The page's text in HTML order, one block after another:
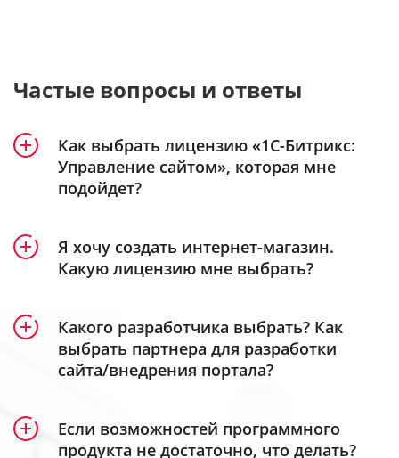
Частые вопросы и ответы
Как выбрать лицензию «1С-Битрикс:
Управление сайтом», которая мне
подойдет?
Продукт «1С-Битрикс: Управление сайтом»
включает 5 лицензий – «Старт», «Стандарт»,
Посмотрите удобную детальную
таблицу
сравнения лицензий, в которой наглядно
представлен функционал каждой из них.
Общие сведения:
Я хочу создать интернет-магазин.
Какую лицензию мне выбрать?
лицензиях
«Малый бизнес», «Бизнес»
«Энтерпрайз».
Кроме того, специально для самых
разработали собственнуюeCommerce-
платформудля продаж в интернете,
Какого разработчика выбрать? Как
выбрать партнера для разработки
сайта/внедрения портала?
Все зависит от ваших задач и требований. Мы
предлагаем несколько вариантов поиска
Если возможностей программного
продукта не достаточно, что делать?